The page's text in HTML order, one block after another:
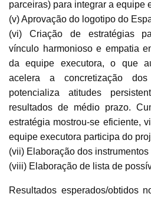
parceiras) para integrar a equipe
(v) Aprovação do logotipo do
(vi) Criação de estratégias
vínculo harmonioso e empatia
da equipe executora, o que
acelera a concretização
potencializa atitudes
resultados de médio prazo.
estratégia mostrou-se eficiente,
equipe executora participa do
(vii) Elaboração dos
(viii) Elaboração de lista de
Resultados esperados/obtidos